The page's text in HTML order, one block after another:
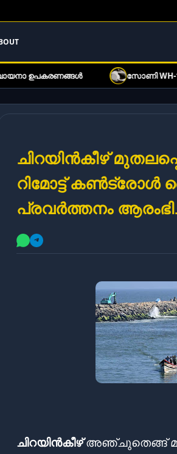
സോണി WH-
ചിറയിൻകീഴ്
റിമോട്ട്
പ്രവർത്തനം
ചിറയിൻകീഴ്അഞ്ചുതെങ്ങ്